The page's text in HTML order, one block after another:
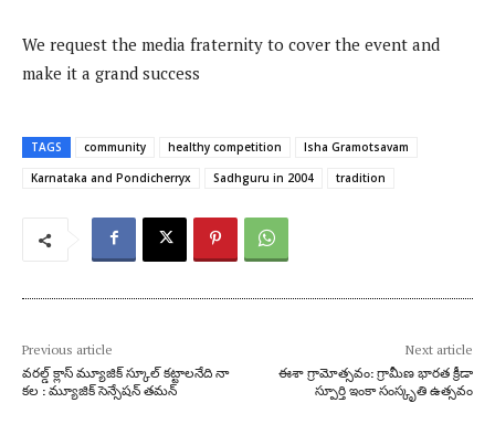
We request the media fraternity to cover the event and
make it a grand success
TAGS community healthy competition
Isha Gramotsavam
Karnataka and Pondicherryx
Sadhguru in 2004 tradition
Previous article
వరల్డ్ క్లాస్ మ్యూజిక్ స్కూల్ కట్టాలనేది నా
కల : మ్యూజిక్ సెన్సేషన్ తమన్
Next article
ఈశా గ్రామోత్సవం: గ్రామీణ భారత క్రీడా
స్పూర్తి ఇంకా సంస్కృతి ఉత్సవం